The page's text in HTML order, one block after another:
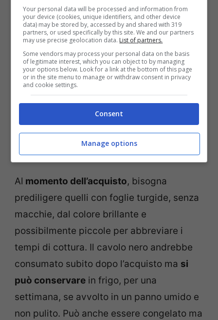
infatti non solo perdere gran parte delle
vitamine ma renderlo indigesto e di cattivo
odore. In cucina può essere aggiunto a
crudo nelle insalate, ma attenzione a non
usarne troppo perché ha un sapore
davvero forte, oppure può essere cotto in
aggiunta a zuppe e minestre, nelle frittate,
nelle torte salate oppure semplicemente
lessato e condito con olio e limone.
Al momento dell’acquisto, bisogna
prediligere quelli con foglie turgide, senza
macchie, dal colore brillante e
possibilmente piccole per abbreviare i
tempi di cottura. Il cavolo nero andrebbe
consumato subito dopo l’acquisto ma si
può conservare in frigo, per una
settimana, se avvolto in un panno umido e
non pulito. Può anche essere congelato ma
Your personal data will be processed and information from
your device (cookies, unique identifiers, and other device
data) may be stored by, accessed by and shared with 319
partners, or used specifically by this site. We and our partners
may use precise geolocation data. List of partners.
Some vendors may process your personal data on the basis
of legitimate interest, which you can object to by managing
your options below. Look for a link at the bottom of this page
or in the site menu to manage or withdraw consent in privacy
and cookie settings.
Consent
Manage options